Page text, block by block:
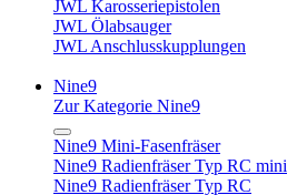
JWL Karosseriepistolen
JWL Ölabsauger
JWL Anschlusskupplungen
Nine9
Zur Kategorie Nine9
Nine9 Mini-Fasenfräser
Nine9 Radienfräser Typ RC mini
Nine9 Radienfräser Typ RC